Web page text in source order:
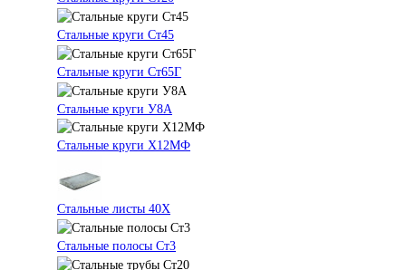
Стальные круги Ст45
Стальные круги Ст65Г
Стальные круги У8А
Стальные круги Х12МФ
Стальные листы 40Х
Стальные полосы Ст3